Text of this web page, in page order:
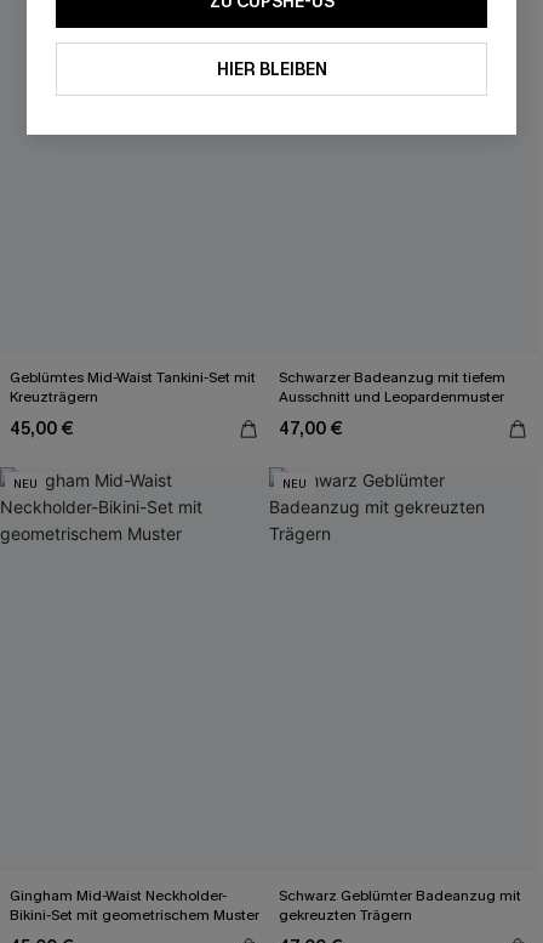
Geblümtes Mid-Waist Tankini-Set mit
Kreuzträgern
45,00 €
Schwarzer Badeanzug mit tiefem
Ausschnitt und Leopardenmuster
47,00 €
NEU
Gingham Mid-Waist Neckholder-
Bikini-Set mit geometrischem Muster
NEU
Schwarz Geblümter Badeanzug mit
gekreuzten Trägern
HIER BLEIBEN